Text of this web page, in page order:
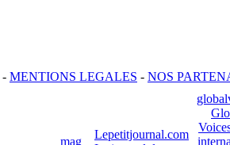
- MENTIONS LEGALES - NOS
mag
Lepetitjournal.com